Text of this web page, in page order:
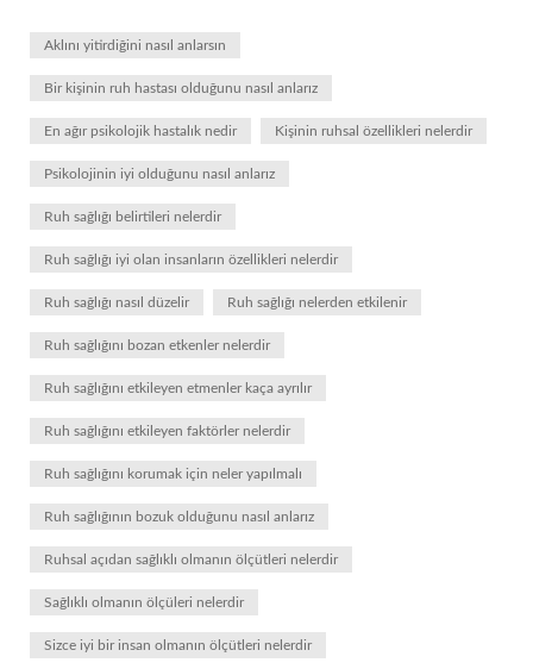
Aklını yitirdiğini nasıl anlarsın
Bir kişinin ruh hastası olduğunu nasıl anlarız
En ağır psikolojik hastalık nedir Kişinin ruhsal özellikleri nelerdir
Psikolojinin iyi olduğunu nasıl anlarız
Ruh sağlığı belirtileri nelerdir
Ruh sağlığı iyi olan insanların özellikleri nelerdir
Ruh sağlığı nasıl düzelir Ruh sağlığı nelerden etkilenir
Ruh sağlığını bozan etkenler nelerdir
Ruh sağlığını etkileyen etmenler kaça ayrılır
Ruh sağlığını etkileyen faktörler nelerdir
Ruh sağlığını korumak için neler yapılmalı
Ruh sağlığının bozuk olduğunu nasıl anlarız
Ruhsal açıdan sağlıklı olmanın ölçütleri nelerdir
Sağlıklı olmanın ölçüleri nelerdir
Sizce iyi bir insan olmanın ölçütleri nelerdir